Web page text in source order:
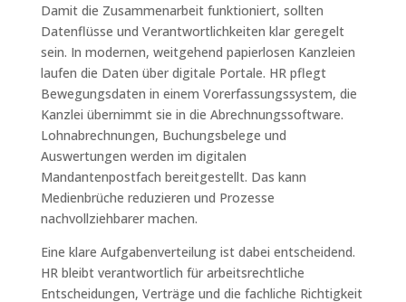
Damit die Zusammenarbeit funktioniert, sollten
Datenflüsse und Verantwortlichkeiten klar geregelt
sein. In modernen, weitgehend papierlosen Kanzleien
laufen die Daten über digitale Portale. HR pflegt
Bewegungsdaten in einem Vorerfassungssystem, die
Kanzlei übernimmt sie in die Abrechnungssoftware.
Lohnabrechnungen, Buchungsbelege und
Auswertungen werden im digitalen
Mandantenpostfach bereitgestellt. Das kann
Medienbrüche reduzieren und Prozesse
nachvollziehbarer machen.
Eine klare Aufgabenverteilung ist dabei entscheidend.
HR bleibt verantwortlich für arbeitsrechtliche
Entscheidungen, Verträge und die fachliche Richtigkeit